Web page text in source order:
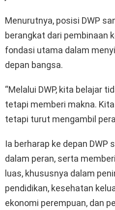
Menurutnya, posisi DWP
berangkat dari pembinaan
fondasi utama dalam
depan bangsa.
“Melalui DWP, kita belajar
tetapi memberi makna.
tetapi turut mengambil
Ia berharap ke depan
dalam peran, serta
luas, khususnya dalam
pendidikan, kesehatan
ekonomi perempuan, dan